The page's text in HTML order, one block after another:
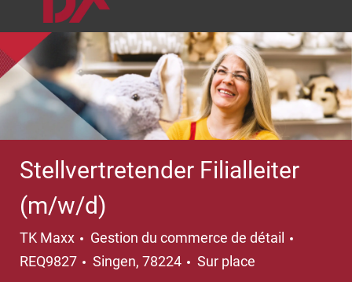
Stellvertretender Filialleiter
(m/w/d)
TK Maxx Catégorie
Gestion du commerce de détail
REQ9827
Emplacement
Singen, 78224 Sur place